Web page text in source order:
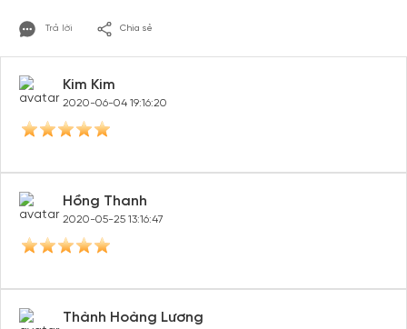
Trả lời Chia sẻ
Kim Kim
2020-06-04 19:16:20
Hồng Thanh
2020-05-25 13:16:47
Thành Hoàng Lương